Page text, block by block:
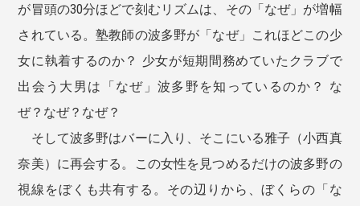
が冒頭の30分ほどで刻むリズムは、その「なぜ」が増幅
されている。塾教師の波多野が「なぜ」これほどこの少
女に執着するのか？ 少女が短期間務めていたクラブで
出会う大男は「なぜ」波多野を知っているのか？ な
ぜ？なぜ？なぜ？
そして波多野はバーに入り、そこにいる雅子（小西真
奈美）に再会する。この女性を見つめるだけの波多野の
視線をぼくも共有する。その辺りから、ぼくらの「な